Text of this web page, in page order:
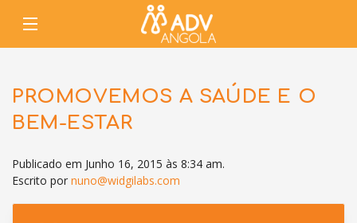
PROMOVEMOS A SAÚDE E O
BEM-ESTAR
Publicado em Junho 16, 2015 às 8:34 am.
Escrito por nuno@widgilabs.com